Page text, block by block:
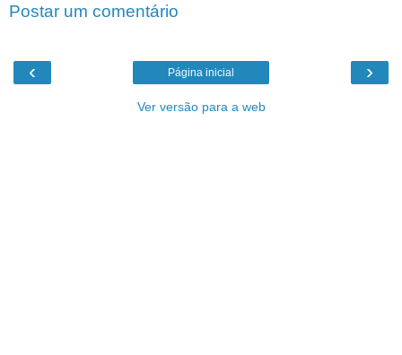
Postar um comentário
‹ ›
Página inicial
Ver versão para a web